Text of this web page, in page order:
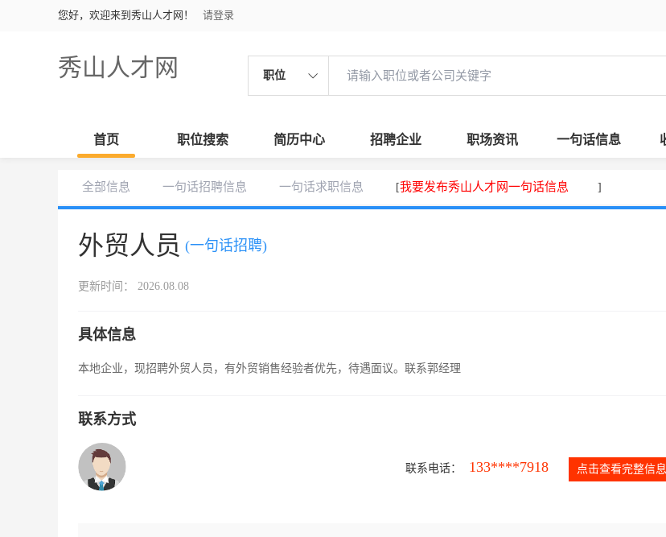
您好，欢迎来到秀山人才网！ 请登录
秀山人才网 职位
首页 职位搜索 简历中心 招聘企业 职场资讯 一句话信息
全部信息 一句话招聘信息 一句话求职信息 [我要发布秀山人才网一句话信息 ]
外贸人员 (一句话招聘)
更新时间： 2026.08.08
具体信息
本地企业，现招聘外贸人员，有外贸销售经验者优先，待遇面议。联系郭经理
联系方式
联系电话： 133****7918 点击查看完整信息